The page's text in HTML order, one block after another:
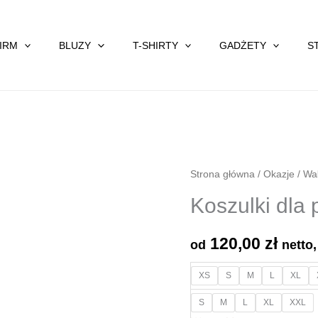
BLUZY T-SHIRTY GADŻETY
Strona główna /Okazje /
Koszulki dla
od 120,00 zł netto,
XS S M L XL
S M L XL XXL